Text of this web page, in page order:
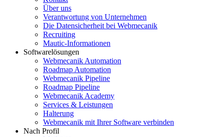
Über uns
Verantwortung von Unternehmen
Die Datensicherheit bei Webmecanik
Recruiting
Mautic-Informationen
Softwarelösungen
Webmecanik Automation
Roadmap Automation
Webmecanik Pipeline
Roadmap Pipeline
Webmecanik Academy
Services & Leistungen
Halterung
Webmecanik mit Ihrer Software verbinden
Nach Profil